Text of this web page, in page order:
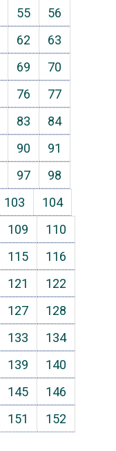
55
56
62
63
69
70
76
77
83
84
90
91
97
98
103
104
109
110
115
116
121
122
127
128
133
134
139
140
145
146
151
152